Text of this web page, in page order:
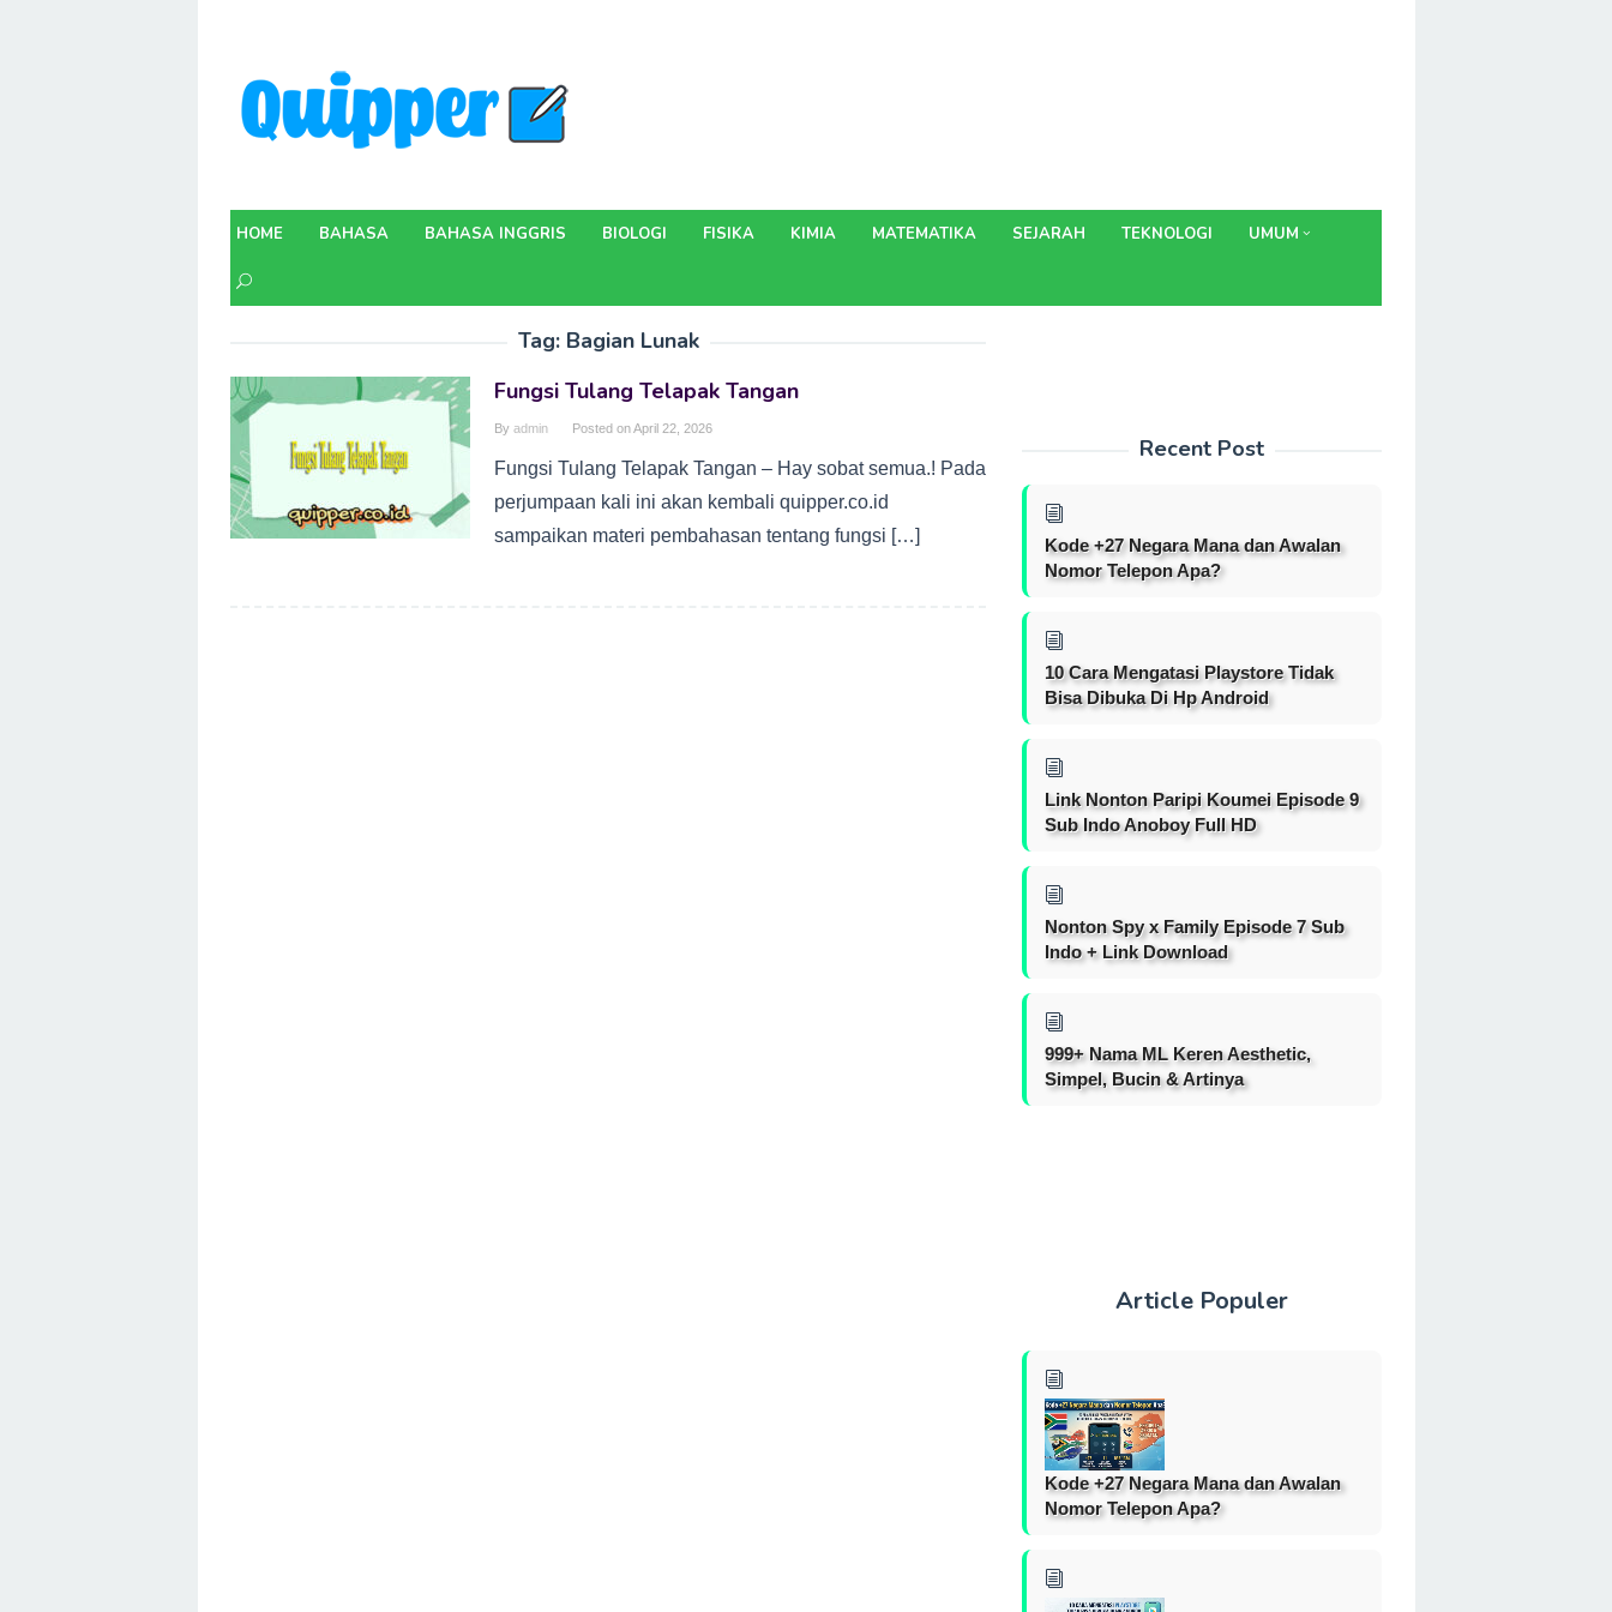
content
HOME BAHASA BAHASA INGGRIS BIOLOGI FISIKA KIMIA MATEMATIKA SEJARAH TEKNOLOGI UMUM
Tag: Bagian Lunak
Fungsi Tulang Telapak Tangan
By admin Posted onApril 22, 2026
Fungsi Tulang Telapak Tangan – Hay sobat semua.! Pada
perjumpaan kali ini akan kembali quipper.co.id
sampaikan materi pembahasan tentang fungsi […]
Recent Post
Kode +27 Negara Mana dan Awalan
Nomor Telepon Apa?
10 Cara Mengatasi Playstore Tidak
Bisa Dibuka Di Hp Android
Link Nonton Paripi Koumei Episode 9
Sub Indo Anoboy Full HD
Nonton Spy x Family Episode 7 Sub
Indo + Link Download
999+ Nama ML Keren Aesthetic,
Simpel, Bucin & Artinya
Article Populer
Kode +27 Negara Mana dan Awalan
Nomor Telepon Apa?